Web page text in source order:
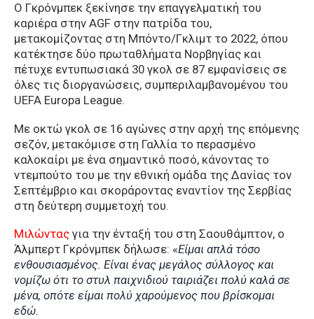
Ο Γκρόνμπεκ ξεκίνησε την επαγγελματική του
καριέρα στην AGF στην πατρίδα του,
μετακομίζοντας στη Μπόντο/Γκλιμτ το 2022, όπου
κατέκτησε δύο πρωταθλήματα Νορβηγίας και
πέτυχε εντυπωσιακά 30 γκολ σε 87 εμφανίσεις σε
όλες τις διοργανώσεις, συμπεριλαμβανομένου του
UEFA Europa League.
Με οκτώ γκολ σε 16 αγώνες στην αρχή της επόμενης
σεζόν, μετακόμισε στη Γαλλία το περασμένο
καλοκαίρι με ένα σημαντικό ποσό, κάνοντας το
ντεμπούτο του με την εθνική ομάδα της Δανίας τον
Σεπτέμβριο και σκοράροντας εναντίον της Σερβίας
στη δεύτερη συμμετοχή του.
Μιλώντας για την ένταξή του στη Σαουθάμπτον, ο
Άλμπερτ Γκρόνμπεκ δήλωσε: «Είμαι απλά τόσο
ενθουσιασμένος. Είναι ένας μεγάλος σύλλογος και
νομίζω ότι το στυλ παιχνιδιού ταιριάζει πολύ καλά σε
μένα, οπότε είμαι πολύ χαρούμενος που βρίσκομαι
εδώ.